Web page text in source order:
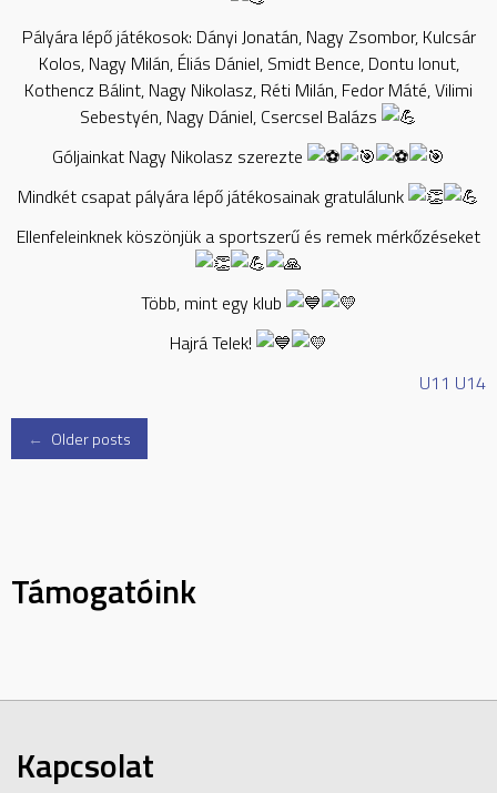
Pályára lépő játékosok: Dányi Jonatán, Nagy Zsombor, Kulcsár
Kolos, Nagy Milán, Éliás Dániel, Smidt Bence, Dontu Ionut,
Kothencz Bálint, Nagy Nikolasz, Réti Milán, Fedor Máté, Vilimi
Sebestyén, Nagy Dániel, Csercsel Balázs
Góljainkat Nagy Nikolasz szerezte
Mindkét csapat pályára lépő játékosainak gratulálunk
Ellenfeleinknek köszönjük a sportszerű és remek mérkőzéseket
Több, mint egy klub
Hajrá Telek!
U11 U14
Posts
← Older posts
Támogatóink
Kapcsolat